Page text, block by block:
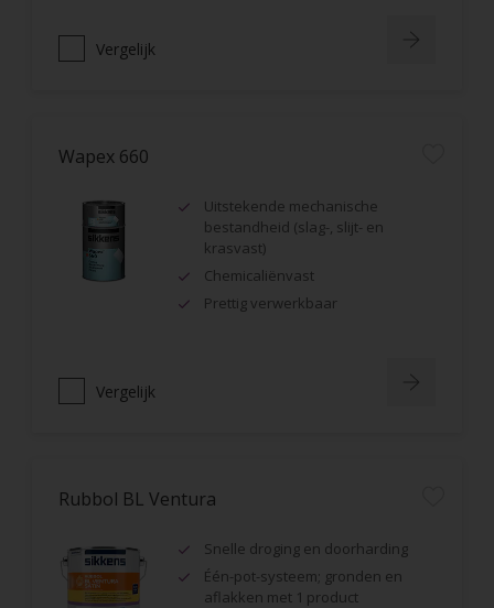
Vergelijk
Wapex 660
Uitstekende mechanische
bestandheid (slag-, slijt- en
krasvast)
Chemicaliënvast
Prettig verwerkbaar
Vergelijk
Rubbol BL Ventura
Snelle droging en doorharding
Één-pot-systeem; gronden en
aflakken met 1 product